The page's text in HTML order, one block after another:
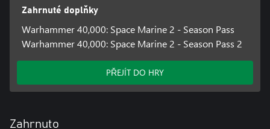
Zahrnuté doplňky
Warhammer 40,000: Space Marine 2 - Season Pass
Warhammer 40,000: Space Marine 2 - Season Pass 2
PŘEJÍT DO HRY
Zahrnuto